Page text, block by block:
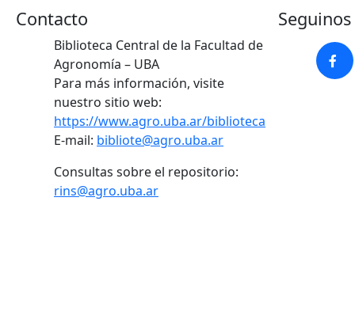
Contacto
Biblioteca Central de la Facultad de
Agronomía – UBA
Para más información, visite
nuestro sitio web:
https://www.agro.uba.ar/biblioteca
E-mail: bibliote@agro.uba.ar
Consultas sobre el repositorio:
rins@agro.uba.ar